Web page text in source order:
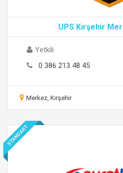
UPS Kırşehir
Yetkili
0 386 213 48 45
Merkez, Kırşehir
STANDART